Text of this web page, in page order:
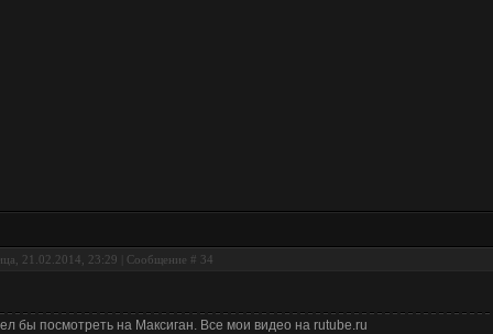
21.02.2014, 23:29 | Сообщение # 34
бы посмотреть на Максиган. Все мои видео на rutube.ru